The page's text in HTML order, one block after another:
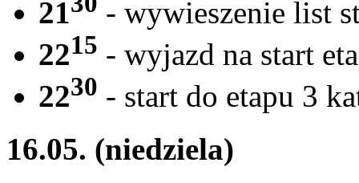
21
- wywieszenie list
2215 - wyjazd na start
2230 - start do etapu 3
16.05. (niedziela)